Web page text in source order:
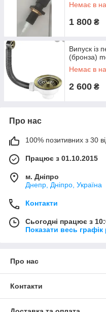
Немає в
1 800 ₴
Випуск із
(бронза)
Немає в
2 600 ₴
Про нас
100% позитивних з 30
Працює з 01.10.2015
м. Дніпро
Днепр, Дніпро, Україна
Контакти
Сьогодні працює з
Показати весь графік
Про нас
Контакти